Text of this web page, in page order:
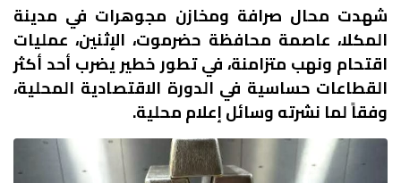
شهدت محال صرافة ومخازن مجوهرات في مدينة
المكلا، عاصمة محافظة حضرموت، الإثنين، عمليات
اقتحام ونهب متزامنة، في تطور خطير يضرب أحد أكثر
القطاعات حساسية في الدورة الاقتصادية المحلية،
وفقاً لما نشرته وسائل إعلام محلية.